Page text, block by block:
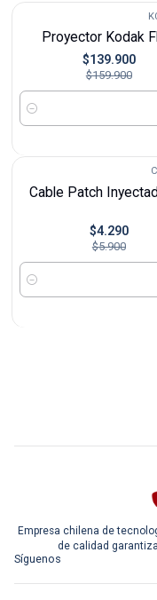
Proyector Kodak
$139.900
$159.900
Cantidad
Cable Patch
$4.290
$5.900
Cantidad
Empresa chilena de
de calidad
Síguenos